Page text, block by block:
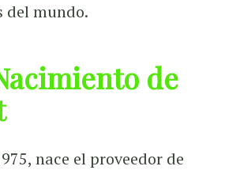
del mundo.
de
nace el proveedor de